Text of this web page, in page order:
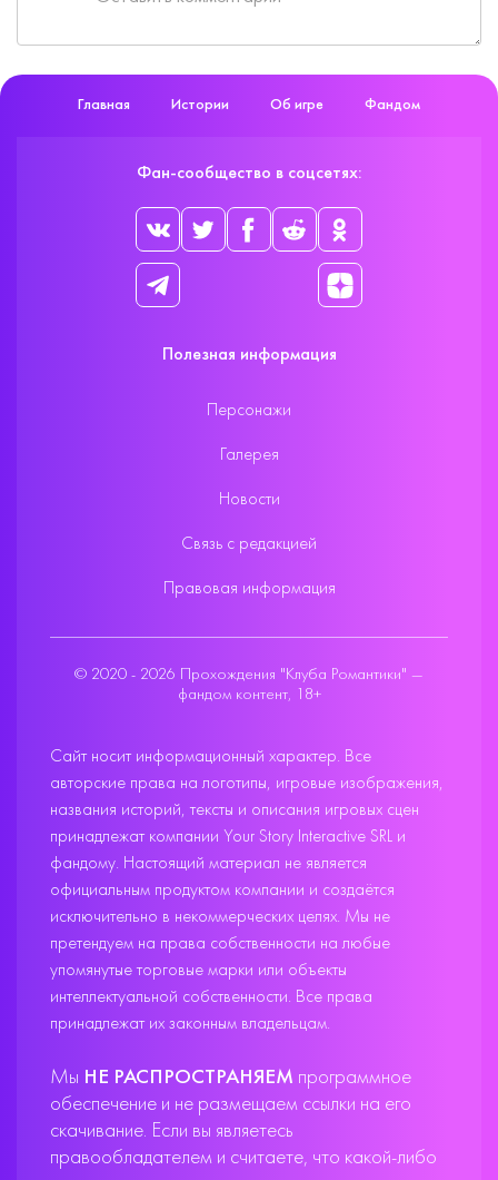
Главная Истории Об игре Фандом
Фан-сообщество в соцсетях:
Полезная информация
Персонажи
Галерея
Новости
Связь с редакцией
Правовая информация
© 2020 - 2026 Прохождения "Клуба Романтики" —
фандом контент, 18+
Сайт носит информационный характер. Все
авторские права на логотипы, игровые изображения,
названия историй, тексты и описания игровых сцен
принадлежат компании Your Story Interactive SRL и
фандому. Настоящий материал не является
официальным продуктом компании и создаётся
исключительно в некоммерческих целях. Мы не
претендуем на права собственности на любые
упомянутые торговые марки или объекты
интеллектуальной собственности. Все права
принадлежат их законным владельцам.
Мы НЕ РАСПРОСТРАНЯЕМ программное
обеспечение и не размещаем ссылки на его
скачивание. Если вы являетесь
правообладателем и считаете, что какой-либо